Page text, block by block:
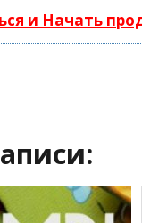
и Начать